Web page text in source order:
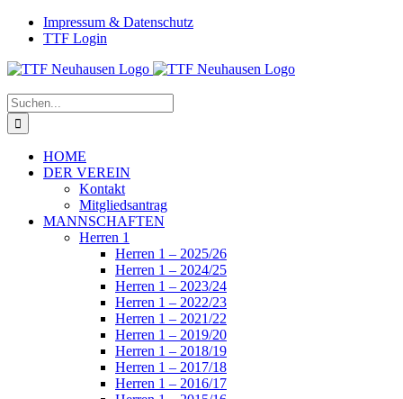
Zum
Inhalt
Facebook
InstagramImpressum & Datenschutz
TTF Login
Suche
nach:
HOME
DER VEREIN
Kontakt
Mitgliedsantrag
MANNSCHAFTEN
Herren 1
Herren 1 – 2025/26
Herren 1 – 2024/25
Herren 1 – 2023/24
Herren 1 – 2022/23
Herren 1 – 2021/22
Herren 1 – 2019/20
Herren 1 – 2018/19
Herren 1 – 2017/18
Herren 1 – 2016/17